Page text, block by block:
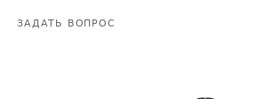
ЗАДАТЬ ВОПРОС